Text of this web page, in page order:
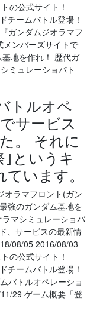
の公式サイト！
チームバトル登場！
ガンダムジオラマフ
メンバーズサイトで
地を作れ！ 歴代ガ
ミュレーショバト
トルオペ
サービス
。 それに
というキ
います。
オラマフロント(ガン
強のガンダム基地を
マシミュレーショバ
、サービスの最新情
08/05 2016/08/03
の公式サイト！
チームバトル登場！
バトルオペレーショ
29 ゲーム概要「登